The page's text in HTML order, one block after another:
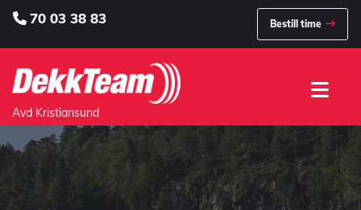
 70 03 38 83 Bestill time
Avd Kristiansund